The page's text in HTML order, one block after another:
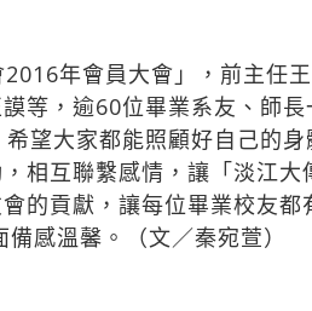
年會員大會」，前主任
等，逾60位畢業系友、師
望大家都能照顧好自己的
相互聯繫感情，讓「淡江
的貢獻，讓每位畢業校友都
感溫馨。（文／秦宛萱）